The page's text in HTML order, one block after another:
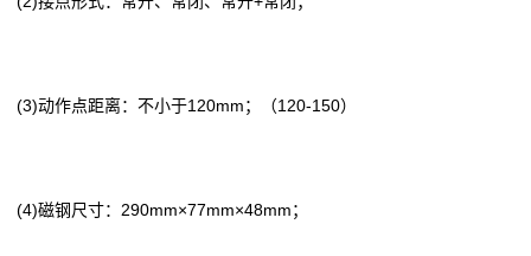
(3)动作点距离：不小于120mm；（120-150）
(4)磁钢尺寸：290mm×77mm×48mm；